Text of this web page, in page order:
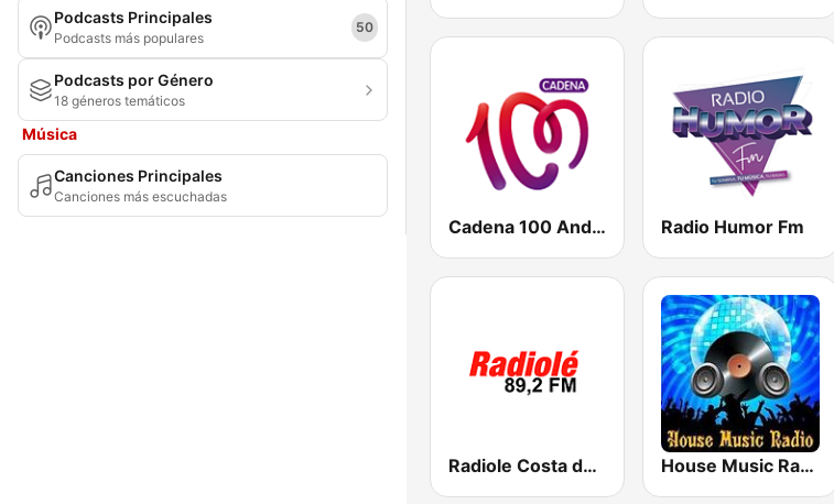
Podcasts Principales
Podcasts más populares
50
Podcasts por Género
18 géneros temáticos
Música
Canciones Principales
Canciones más escuchadas
Cadena 100 Andorra Radio Humor Fm
Radiole Costa de la Luz House Music Radio